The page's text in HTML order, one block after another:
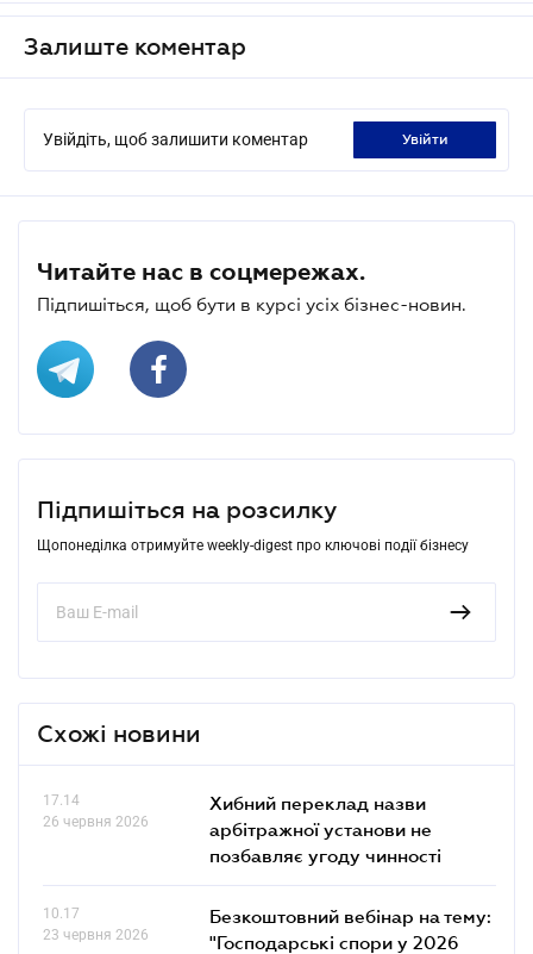
Залиште коментар
Увійдіть, щоб залишити коментар увійти
Читайте нас в соцмережах.
Підпишіться, щоб бути в курсі усіх бізнес-новин.
Підпишіться на розсилку
Щопонеділка отримуйте weekly-digest про ключові події бізнесу
Схожі новини
17.14
26 червня 2026
Хибний переклад назви
арбітражної установи не
позбавляє угоду чинності
10.17
23 червня 2026
Безкоштовний вебінар на тему:
"Господарські спори у 2026